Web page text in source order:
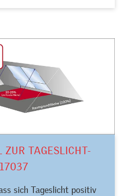
ZUR TAGESLICHT-
sich Tageslicht positiv